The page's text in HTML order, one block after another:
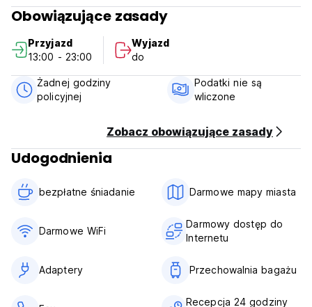
Obowiązujące zasady
Przyjazd
13:00 - 23:00
Wyjazd
do
Żadnej godziny
policyjnej
Podatki nie są
wliczone
Zobacz obowiązujące zasady
Udogodnienia
bezpłatne śniadanie‎ Darmowe mapy miasta
Darmowe WiFi
Darmowy dostęp do
Internetu
Adaptery Przechowalnia bagażu
Recepcja 24 godziny